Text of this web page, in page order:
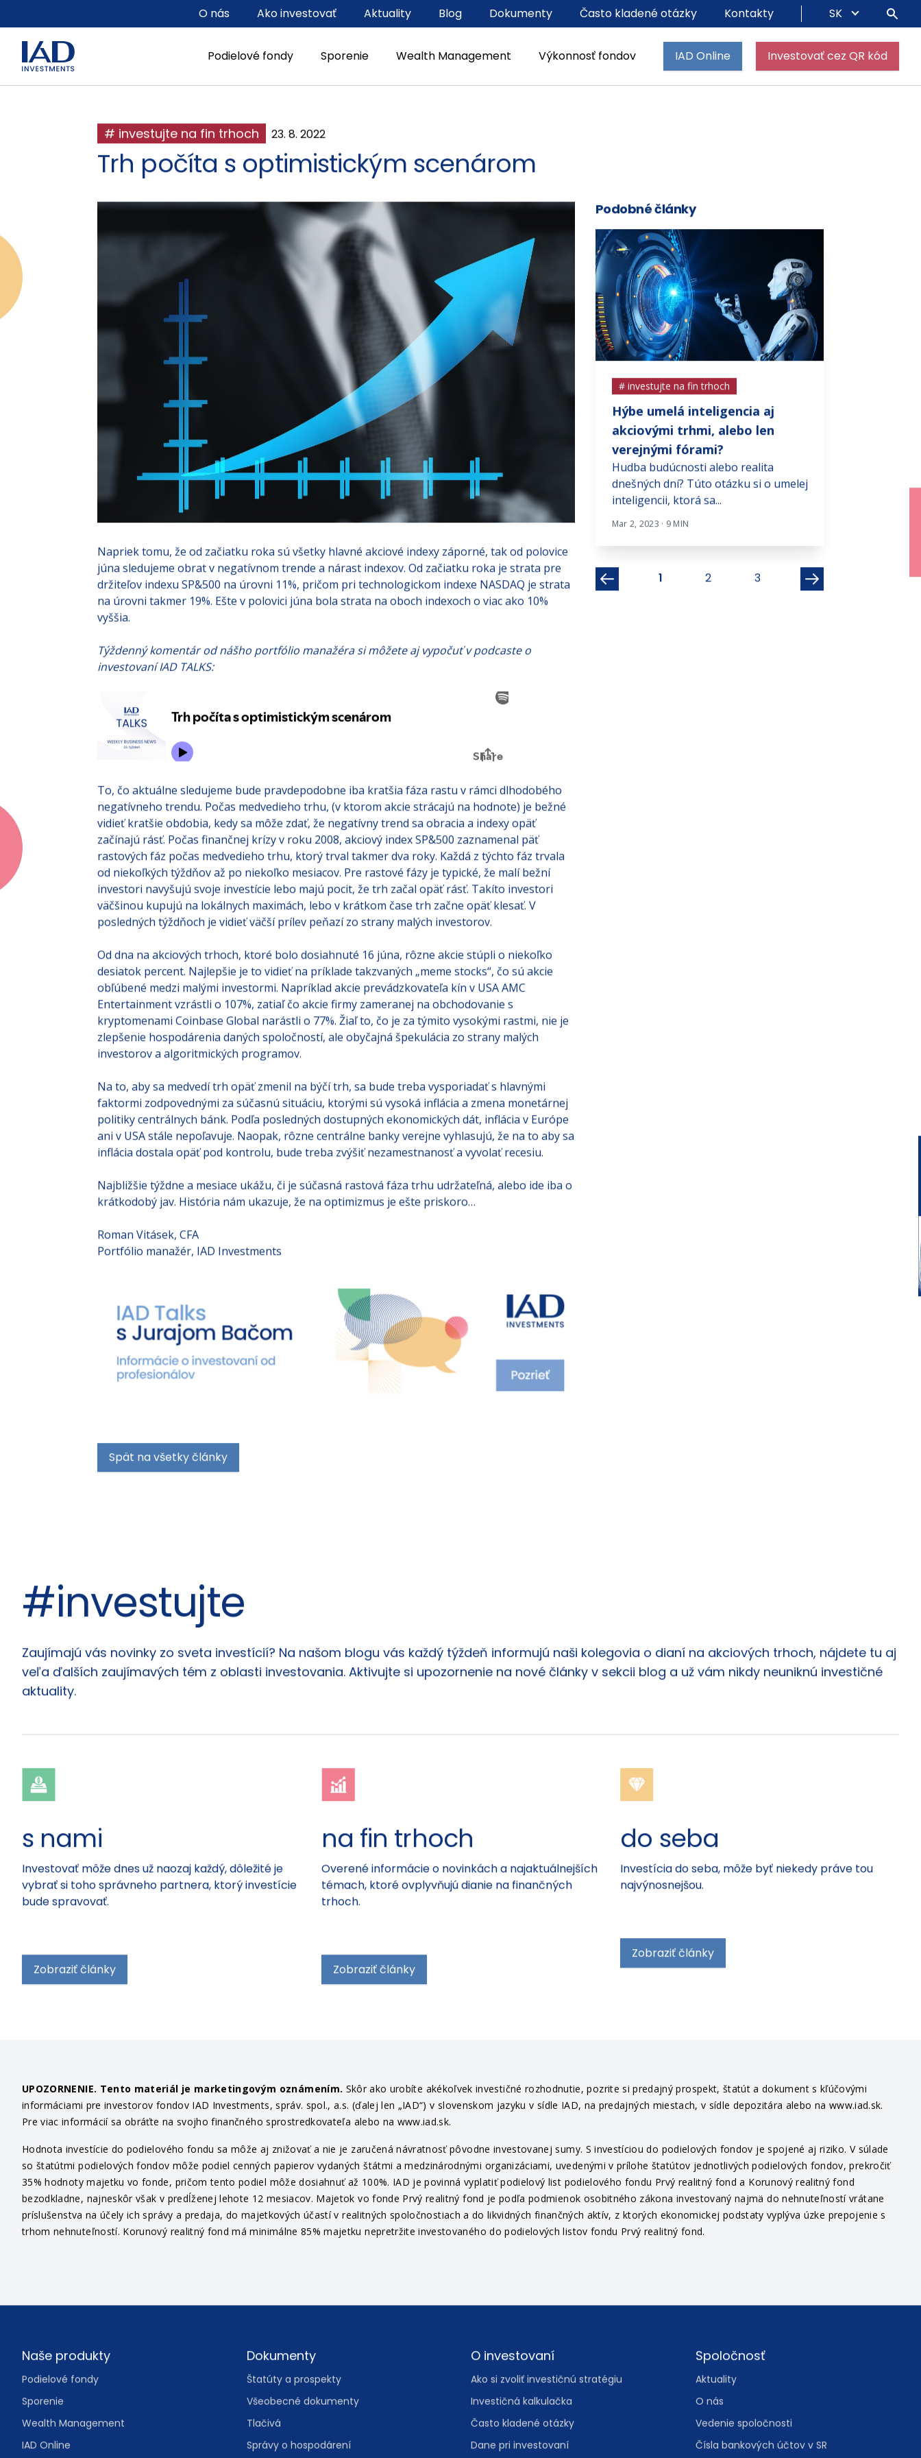
Podielové fondy Sporenie Wealth Management Výkonnosť fondov IAD Online Investovať cez QR kód
O nás Ako investovať Aktuality Blog Dokumenty Často kladené otázky Kontakty SK
# investujte na fin trhoch 23. 8. 2022
Trh počíta s optimistickým scenárom
Napriek tomu, že od začiatku roka sú všetky hlavné akciové indexy záporné, tak od polovice
júna sledujeme obrat v negatívnom trende a nárast indexov. Od začiatku roka je strata pre
držiteľov indexu SP&500 na úrovni 11%, pričom pri technologickom indexe NASDAQ je strata
na úrovni takmer 19%. Ešte v polovici júna bola strata na oboch indexoch o viac ako 10%
vyššia.
Týždenný komentár od nášho portfólio manažéra si môžete aj vypočuť v podcaste o
investovaní IAD TALKS:
To, čo aktuálne sledujeme bude pravdepodobne iba kratšia fáza rastu v rámci dlhodobého
negatívneho trendu. Počas medvedieho trhu, (v ktorom akcie strácajú na hodnote) je bežné
vidieť kratšie obdobia, kedy sa môže zdať, že negatívny trend sa obracia a indexy opäť
začínajú rásť. Počas finančnej krízy v roku 2008, akciový index SP&500 zaznamenal päť
rastových fáz počas medvedieho trhu, ktorý trval takmer dva roky. Každá z týchto fáz trvala
od niekoľkých týždňov až po niekoľko mesiacov. Pre rastové fázy je typické, že malí bežní
investori navyšujú svoje investície lebo majú pocit, že trh začal opäť rásť. Takíto investori
väčšinou kupujú na lokálnych maximách, lebo v krátkom čase trh začne opäť klesať. V
posledných týždňoch je vidieť väčší prílev peňazí zo strany malých investorov.
Od dna na akciových trhoch, ktoré bolo dosiahnuté 16 júna, rôzne akcie stúpli o niekoľko
desiatok percent. Najlepšie je to vidieť na príklade takzvaných „meme stocks“, čo sú akcie
obľúbené medzi malými investormi. Napríklad akcie prevádzkovateľa kín v USA AMC
Entertainment vzrástli o 107%, zatiaľ čo akcie firmy zameranej na obchodovanie s
kryptomenami Coinbase Global narástli o 77%. Žiaľ to, čo je za týmito vysokými rastmi, nie je
zlepšenie hospodárenia daných spoločností, ale obyčajná špekulácia zo strany malých
investorov a algoritmických programov.
Na to, aby sa medvedí trh opäť zmenil na býčí trh, sa bude treba vysporiadať s hlavnými
faktormi zodpovednými za súčasnú situáciu, ktorými sú vysoká inflácia a zmena monetárnej
politiky centrálnych bánk. Podľa posledných dostupných ekonomických dát, inflácia v Európe
ani v USA stále nepoľavuje. Naopak, rôzne centrálne banky verejne vyhlasujú, že na to aby sa
inflácia dostala opäť pod kontrolu, bude treba zvýšiť nezamestnanosť a vyvolať recesiu.
Najbližšie týždne a mesiace ukážu, či je súčasná rastová fáza trhu udržateľná, alebo ide iba o
krátkodobý jav. História nám ukazuje, že na optimizmus je ešte priskoro…
Roman Vitásek, CFA
Portfólio manažér, IAD Investments
Spät na všetky články
Podobné články
# investujte na fin trhoch
Americký akciový trh na
križovatke rastu
index S&P 500 pokles 0,9% ako
odpoveď na slabšie...
Sep 20, 2021 · 2 MIN
# investujte na fin trhoch
Hýbe umelá inteligencia aj
akciovými trhmi, alebo len
verejnými fórami?
Hudba budúcnosti alebo realita
dnešných dní? Túto otázku si o umelej
inteligencii, ktorá sa...
Mar 2, 2023 · 9 MIN
týždňoch
1 2 3
#investujte
Články
Zaujímajú vás novinky zo sveta investícií? Na našom blogu vás každý týždeň informujú naši kolegovia o dianí na akciových trhoch, nájdete tu aj
veľa ďalších zaujímavých tém z oblasti investovania. Aktivujte si upozornenie na nové články v sekcii blog a už vám nikdy neuniknú investičné
aktuality.
s nami
Investovať môže dnes už naozaj každý, dôležité je
vybrať si toho správneho partnera, ktorý investície
bude spravovať.
Zobraziť články
na fin trhoch
Overené informácie o novinkách a najaktuálnejších
témach, ktoré ovplyvňujú dianie na finančných
trhoch.
Zobraziť články
do seba
Investícia do seba, môže byť niekedy práve tou
najvýnosnejšou.
Zobraziť články
UPOZORNENIE. Tento materiál je marketingovým oznámením. Skôr ako urobíte akékoľvek investičné rozhodnutie, pozrite si predajný prospekt, štatút a dokument s kľúčovými
informáciami pre investorov fondov IAD Investments, správ. spol., a.s. (ďalej len „IAD“) v slovenskom jazyku v sídle IAD, na predajných miestach, v sídle depozitára alebo na www.iad.sk.
Pre viac informácií sa obráťte na svojho finančného sprostredkovateľa alebo na www.iad.sk.
Hodnota investície do podielového fondu sa môže aj znižovať a nie je zaručená návratnosť pôvodne investovanej sumy. S investíciou do podielových fondov je spojené aj riziko. V súlade
so štatútmi podielových fondov môže podiel cenných papierov vydaných štátmi a medzinárodnými organizáciami, uvedenými v prílohe štatútov jednotlivých podielových fondov, prekročiť
35% hodnoty majetku vo fonde, pričom tento podiel môže dosiahnuť až 100%. IAD je povinná vyplatiť podielový list podielového fondu Prvý realitný fond a Korunový realitný fond
bezodkladne, najneskôr však v predĺženej lehote 12 mesiacov. Majetok vo fonde Prvý realitný fond je podľa podmienok osobitného zákona investovaný najmä do nehnuteľností vrátane
príslušenstva na účely ich správy a predaja, do majetkových účastí v realitných spoločnostiach a do likvidných finančných aktív, z ktorých ekonomickej podstaty vyplýva úzke prepojenie s
trhom nehnuteľností. Korunový realitný fond má minimálne 85% majetku nepretržite investovaného do podielových listov fondu Prvý realitný fond.
Footer
Naše produkty
Podielové fondy
Sporenie
Wealth Management
IAD Online
Dokumenty
Štatúty a prospekty
Všeobecné dokumenty
Tlačivá
Správy o hospodárení
O investovaní
Ako si zvoliť investičnú stratégiu
Investičná kalkulačka
Často kladené otázky
Dane pri investovaní
Spoločnosť
Aktuality
O nás
Vedenie spoločnosti
Čísla bankových účtov v SR